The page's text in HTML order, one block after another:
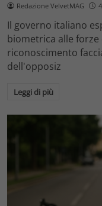
Redazione VelvetMAG
Il governo italiano
biometrica alle
riconoscimento
dell'opposiz
Leggi di più